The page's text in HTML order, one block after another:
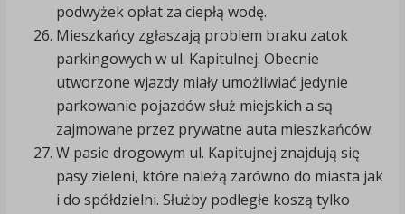
podwyżek opłat za ciepłą wodę.
Mieszkańcy zgłaszają problem braku zatok
parkingowych w ul. Kapitulnej. Obecnie
utworzone wjazdy miały umożliwiać jedynie
parkowanie pojazdów służ miejskich a są
zajmowane przez prywatne auta mieszkańców.
W pasie drogowym ul. Kapitujnej znajdują się
pasy zieleni, które należą zarówno do miasta jak
i do spółdzielni. Służby podległe koszą tylko